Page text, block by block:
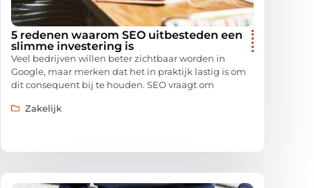
5 redenen waarom SEO uitbesteden een
slimme investering is
Veel bedrijven willen beter zichtbaar worden in
Google, maar merken dat het in praktijk lastig is om
dit consequent bij te houden. SEO vraagt om
Zakelijk